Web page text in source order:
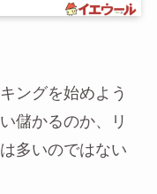
ングを始めよう
儲かるのか、リ
多いのではない